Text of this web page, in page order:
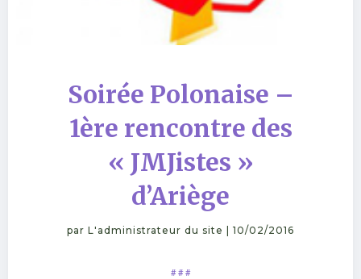
Soirée Polonaise –
1ère rencontre des
« JMJistes »
d’Ariège
par L'administrateur du site 10/02/2016
# # #